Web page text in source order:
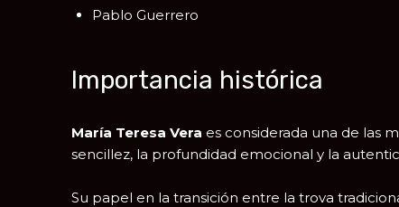
Pablo Guerrero
Importancia histórica
María Teresa Vera es considerada una de las
sencillez, la profundidad emocional y la
Su papel en la transición entre la trova